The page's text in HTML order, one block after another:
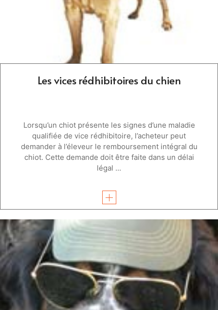
Les vices rédhibitoires du chien
Lorsqu’un chiot présente les signes d’une maladie
qualifiée de vice rédhibitoire, l’acheteur peut
demander à l’éleveur le remboursement intégral du
chiot. Cette demande doit être faite dans un délai
légal ...